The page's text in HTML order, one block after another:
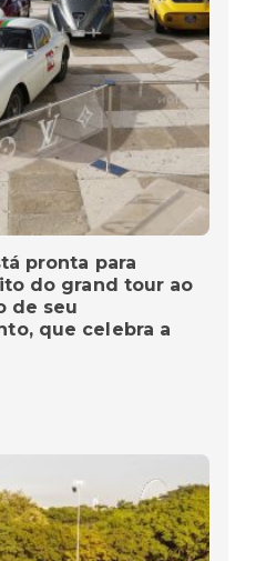
pronta para
do grand tour ao
de seu
que celebra a